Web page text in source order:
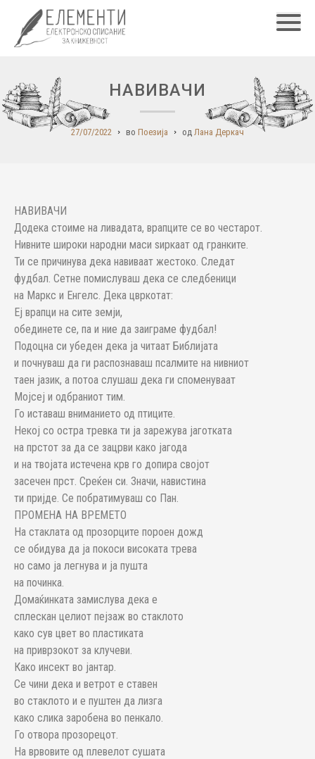
НАВИВАЧИ
27/07/2022 во Поезија од Лана Деркач
НАВИВАЧИ
Додека стоиме на ливадата, врапците се во честарот.
Нивните широки народни маси ѕиркаат од гранките.
Ти се причинува дека навиваат жестоко. Следат
фудбал. Сетне помислуваш дека се следбеници
на Маркс и Енгелс. Дека цвркотат:
Еј врапци на сите земји,
обединете се, па и ние да заиграме фудбал!
Подоцна си убеден дека ја читаат Библијата
и почнуваш да ги распознаваш псалмите на нивниот
таен јазик, а потоа слушаш дека ги споменуваат
Мојсеј и одбраниот тим.
Го иставаш вниманието од птиците.
Некој со остра тревка ти ја зарежува јаготката
на прстот за да се зацрви како јагода
и на твојата истечена крв го допира својот
засечен прст. Среќен си. Значи, навистина
ти пријде. Се побратимуваш со Пан.
ПРОМЕНА НА ВРЕМЕТО
На стаклата од прозорците пороен дожд
се обидува да ја покоси високата трева
но само ја легнува и ја пушта
на починка.
Домаќинката замислува дека е
сплескан целиот пејзаж во стаклото
како сув цвет во пластиката
на приврзокот за клучеви.
Како инсект во јантар.
Се чини дека и ветрот е ставен
во стаклото и е пуштен да лизга
како слика заробена во пенкало.
Го отвора прозорецот.
На врвовите од плевелот сушата